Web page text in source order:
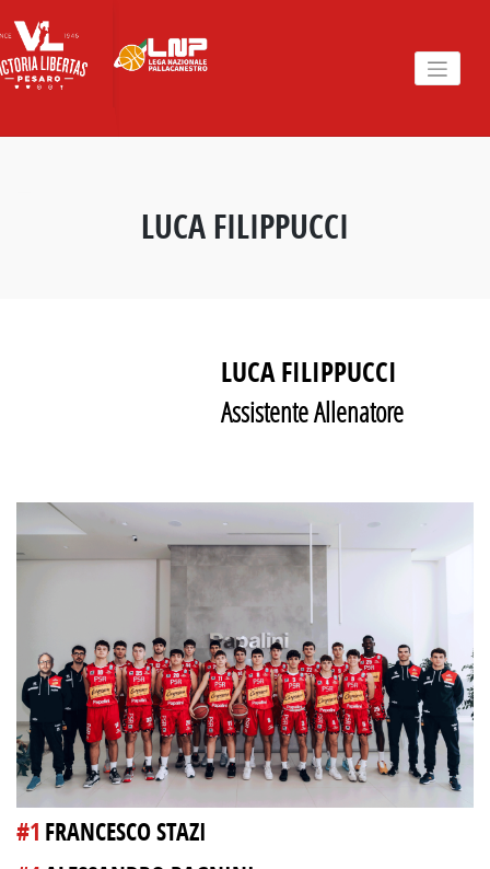
to
content
LUCA FILIPPUCCI
LUCA FILIPPUCCI
Assistente Allenatore
#1 FRANCESCO STAZI